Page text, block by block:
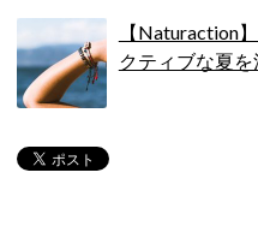
【Naturaction
クティブな夏を